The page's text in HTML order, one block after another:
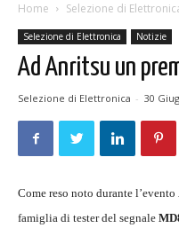
Home Selezione di
Selezione di Elettronica Notizie
Ad Anritsu un
Selezione di Elettronica - 30
Come reso noto durante l’evento
famiglia di tester del segnale